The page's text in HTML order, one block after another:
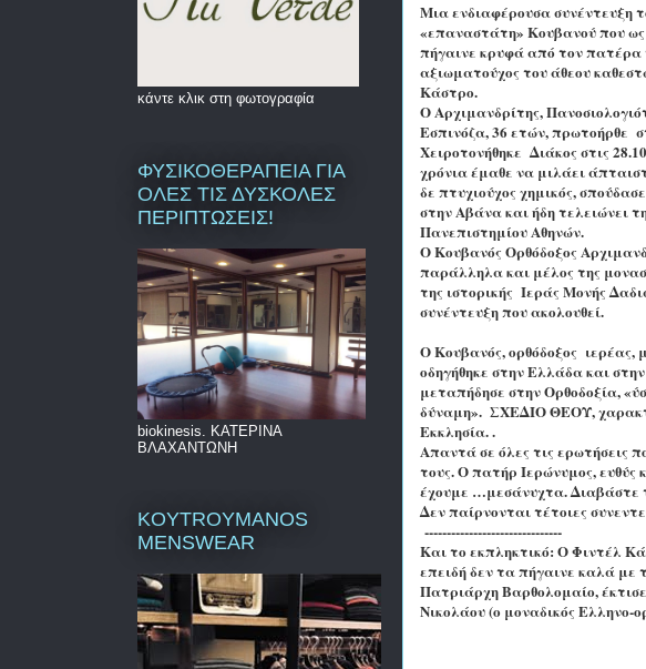
Μια ενδιαφέρουσα συνέντευξη
«επαναστάτη» Κουβανού που ως
πήγαινε κρυφά από τον πατέρα
αξιωματούχος του άθεου
Κάστρο.
Ο Αρχιμανδρίτης,
Εσπινόζα, 36 ετών, πρωτοήρθε
Χειροτονήθηκε Διάκος στις
χρόνια έμαθε να μιλάει
δε πτυχιούχος χημικός,
στην Αβάνα και ήδη τελειώνει
Πανεπιστημίου Αθηνών.
Ο Κουβανός Ορθόδοξος
παράλληλα και μέλος της
της ιστορικής Ιεράς Μονής
συνέντευξη που ακολουθεί.
Ο Κουβανός, ορθόδοξος ιερέας,
οδηγήθηκε στην Ελλάδα και
μεταπήδησε στην Ορθοδοξία,
δύναμη». ΣΧΕΔΙΟ ΘΕΟΥ,
Εκκλησία. .
Απαντά σε όλες τις ερωτήσεις
τους. Ο πατήρ Ιερώνυμος, ευθύς
έχουμε …μεσάνυχτα. Διαβάστε
Δεν παίρνονται τέτοιες
-------------------------------
Και το εκπληκτικό: Ο Φιντέλ
επειδή δεν τα πήγαινε καλά
Πατριάρχη Βαρθολομαίο,
Νικολάου (ο μοναδικός Ελληνο-
κάντε κλικ στη φωτογραφία
ΦΥΣΙΚΟΘΕΡΑΠΕΙΑ ΓΙΑ
ΟΛΕΣ ΤΙΣ ΔΥΣΚΟΛΕΣ
ΠΕΡΙΠΤΩΣΕΙΣ!
biokinesis. ΚΑΤΕΡΙΝΑ
ΒΛΑΧΑΝΤΩΝΗ
KOYTROYMANOS
MENSWEAR